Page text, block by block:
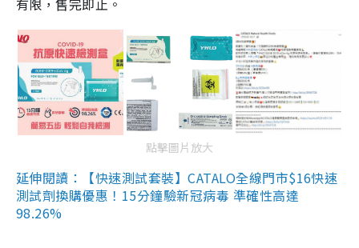
有限，售完即止。
點擊圖片放大
延伸閱讀：【快速測試套裝】CATALO全線門市$16快速
測試劑換購優惠！15分鐘驗新冠病毒 準確性高達
98.26%